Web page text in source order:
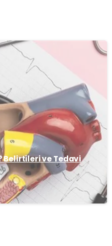
Belirtileri ve Tedavi